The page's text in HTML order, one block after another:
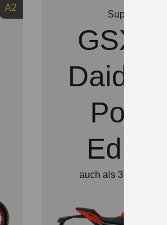
A2
Supersport
GSX-
Daidai-
Power
Edition
auch als 35 kW